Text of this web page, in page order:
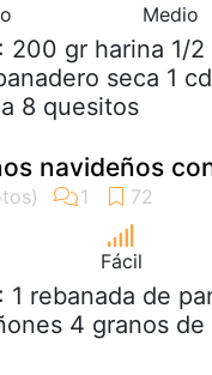
Medio
: 200 gr harina 1/
seca 1
8 quesitos
navideños
Fácil
: 1 rebanada de
4 granos de